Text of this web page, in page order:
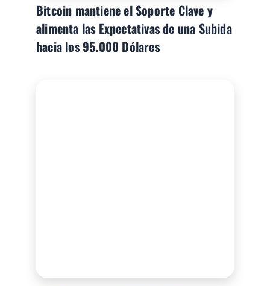
Bitcoin mantiene el Soporte Clave y
alimenta las Expectativas de una Subida
hacia los 95.000 Dólares